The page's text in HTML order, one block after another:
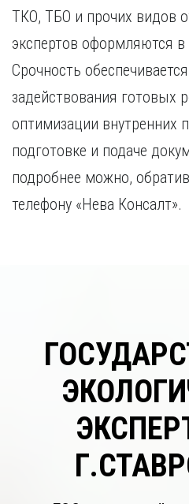
ТКО, ТБО и прочих видов
экспертов оформляются
Срочность
задействования готовых
оптимизации внутренних
подготовке и подаче
подробнее можно,
телефону «Нева Консалт».